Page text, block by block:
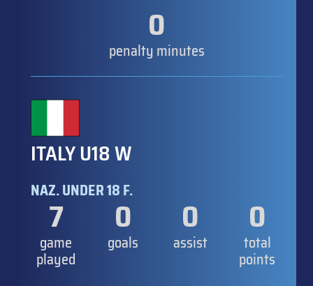
0
penalty minutes
ITALY U18 W
NAZ. UNDER 18 F.
7
game
played
0
goals
0
assist
0
total
points